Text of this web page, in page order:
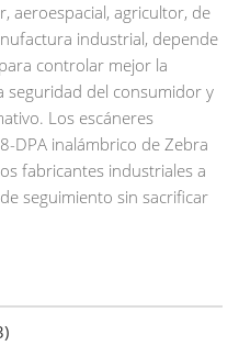
aeroespacial, agricultor, de
industrial, depende
controlar mejor la
seguridad del consumidor y
Los escáneres
DPA inalámbrico de Zebra
fabricantes industriales a
seguimiento sin sacrificar